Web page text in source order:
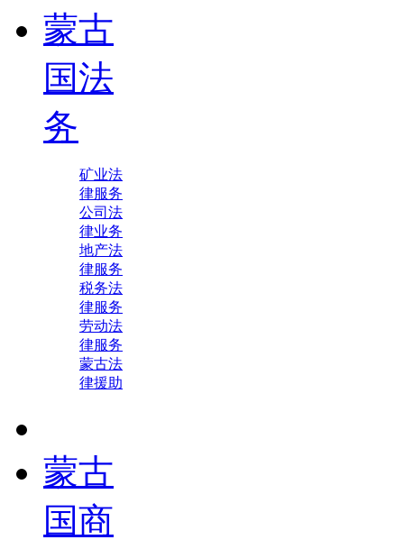
蒙古
国法
务
矿业法
律服务
公司法
律业务
地产法
律服务
税务法
律服务
劳动法
律服务
蒙古法
律援助
蒙古
国商